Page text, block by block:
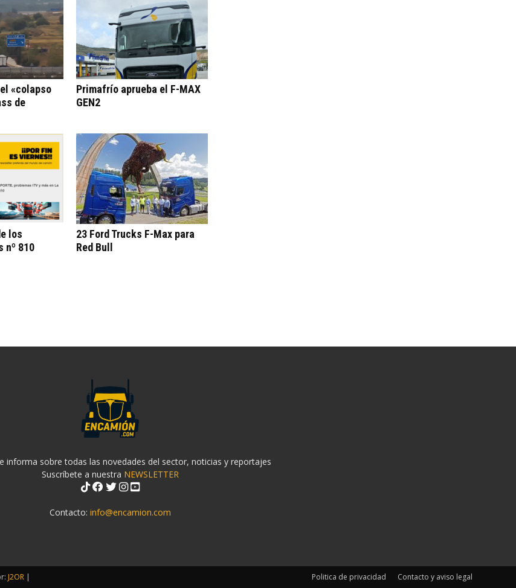
«colapso
de
Primafrío aprueba el F-MAX
GEN2
los
nº 810
23 Ford Trucks F-Max para
Red Bull
informa sobre todas las novedades del sector, noticias y reportajes
Suscríbete a nuestra NEWSLETTER
Contacto: info@encamion.com
Politica de privacidad Contacto y aviso legal
J2OR |